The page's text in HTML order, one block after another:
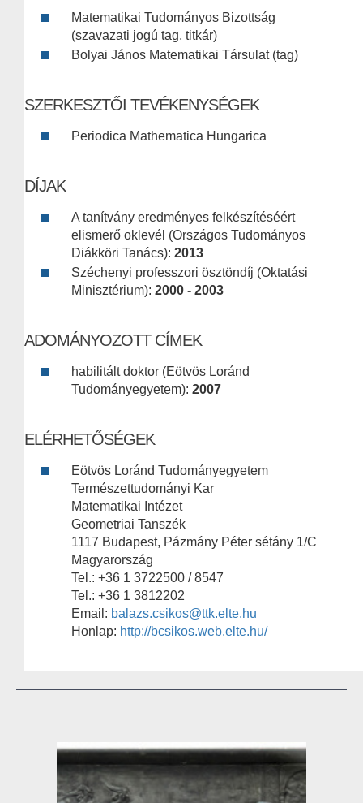
Matematikai Tudományos Bizottság
(szavazati jogú tag, titkár)
Bolyai János Matematikai Társulat (tag)
SZERKESZTŐI TEVÉKENYSÉGEK
Periodica Mathematica Hungarica
DÍJAK
A tanítvány eredményes felkészítéséért
elismerő oklevél (Országos Tudományos
Diákköri Tanács): 2013
Széchenyi professzori ösztöndíj (Oktatási
Minisztérium): 2000 - 2003
ADOMÁNYOZOTT CÍMEK
habilitált doktor (Eötvös Loránd
Tudományegyetem): 2007
ELÉRHETŐSÉGEK
Eötvös Loránd Tudományegyetem
Természettudományi Kar
Matematikai Intézet
Geometriai Tanszék
1117 Budapest, Pázmány Péter sétány 1/C
Magyarország
Tel.: +36 1 3722500 / 8547
Tel.: +36 1 3812202
Email: balazs.csikos@ttk.elte.hu
Honlap: http://bcsikos.web.elte.hu/